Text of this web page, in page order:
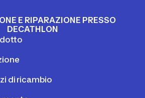
E RIPARAZIONE PRESSO
DECATHLON
di ricambio